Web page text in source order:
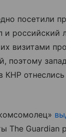
посетили
и российский
визитами
поэтому
КНР
The Guardian